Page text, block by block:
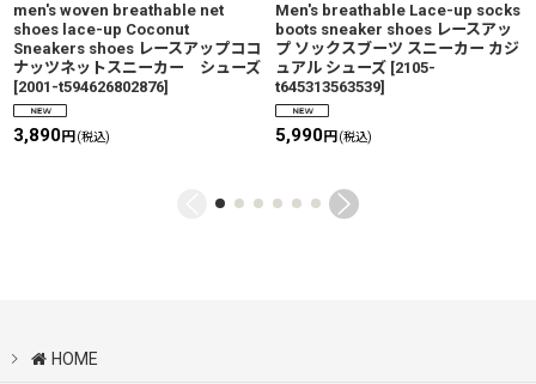
men's woven breathable net
shoes lace-up Coconut
Sneakers shoes レースアップココ
ナッツネットスニーカー シューズ
[2001-t594626802876]
3,890円 (税込)
Men's breathable Lace-up socks
boots sneaker shoes レースアッ
プ ソックスブーツ スニーカー カジ
ュアル シューズ [2105-
t645313563539]
5,990円 (税込)
HOME